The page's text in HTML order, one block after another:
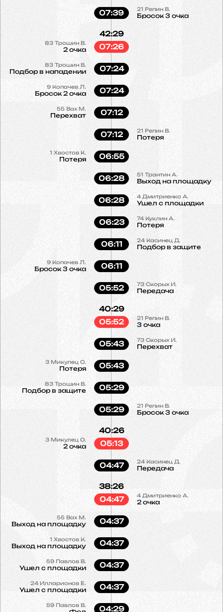
21 Репин В.
Бросок 3 очка
07:39
83 Трошин В.
2 очка
42:29
07:26
83 Трошин В.
Подбор в нападении 07:24
9 Копачев Л.
Бросок 2 очка 07:24
55 Вах М.
Перехват 07:12
21 Репин В.
Потеря
07:12
1 Хвостов К.
Потеря 06:55
51 Трантин А.
Выход на площадку
06:28
4 Дмитриенко А.
Ушел с площадки
06:28
74 Куклин А.
Потеря
06:23
24 Касинец Д.
Подбор в защите
06:11
9 Копачев Л.
Бросок 3 очка 06:11
73 Скорых И.
Передача
05:52
21 Репин В.
3 очка
40:29
05:52
73 Скорых И.
Перехват
05:43
3 Микулец О.
Потеря 05:43
83 Трошин В.
Подбор в защите 05:29
21 Репин В.
Бросок 3 очка
05:29
3 Микулец О.
2 очка
40:26
05:13
24 Касинец Д.
Передача
04:47
4 Дмитриенко А.
2 очка
38:26
04:47
55 Вах М.
Выход на площадку 04:37
1 Хвостов К.
Выход на площадку 04:37
59 Павлов В.
Ушел с площадки 04:37
24 Илларионов Е.
Ушел с площадки 04:37
59 Павлов В. 04:29